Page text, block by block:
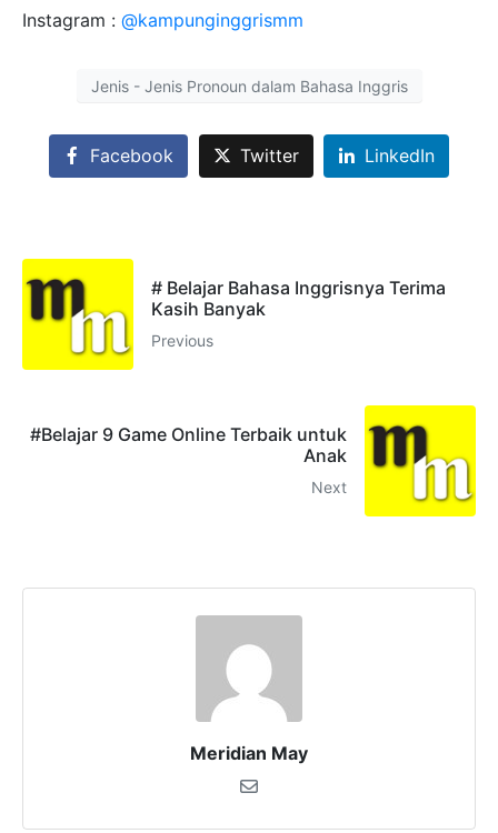
Instagram : @kampunginggrismm
Jenis - Jenis Pronoun dalam Bahasa Inggris
Facebook Twitter LinkedIn
# Belajar Bahasa Inggrisnya Terima
Kasih Banyak
Previous
#Belajar 9 Game Online Terbaik untuk
Anak
Next
Meridian May